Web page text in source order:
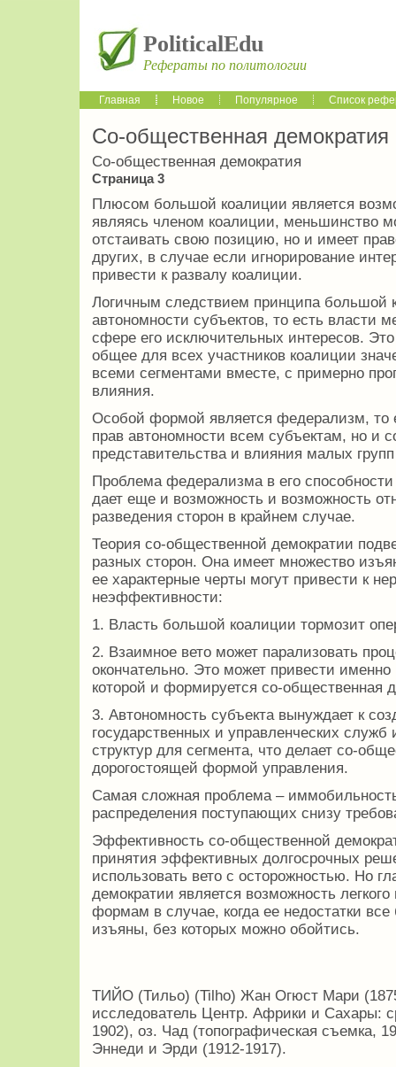
PoliticalEdu
Рефераты по политологии
Главная Новое Популярное Список
Со-общественная демократия
Со-общественная демократия
Страница 3
Плюсом большой коалиции является
являясь членом коалиции, меньшинство
отстаивать свою позицию, но и имеет
других, в случае если игнорирование
привести к развалу коалиции.
Логичным следствием принципа большой
автономности субъектов, то есть власти
сфере его исключительных интересов.
общее для всех участников коалиции
всеми сегментами вместе, с примерно
влияния.
Особой формой является федерализм, то
прав автономности всем субъектам, но и
представительства и влияния малых
Проблема федерализма в его
дает еще и возможность и возможность
разведения сторон в крайнем случае.
Теория со-общественной демократии
разных сторон. Она имеет множество
ее характерные черты могут привести к
неэффективности:
1. Власть большой коалиции тормозит
2. Взаимное вето может парализовать
окончательно. Это может привести
которой и формируется со-общественная
3. Автономность субъекта вынуждает к
государственных и управленческих
структур для сегмента, что делает со-
дорогостоящей формой управления.
Самая сложная проблема –
распределения поступающих снизу
Эффективность со-общественной
принятия эффективных долгосрочных
использовать вето с осторожностью. Но
демократии является возможность
формам в случае, когда ее недостатки
изъяны, без которых можно обойтись.
ТИЙО (Тильо) (Tilho) Жан Огюст Мари
исследователь Центр. Африки и Сахары:
1902), оз. Чад (топографическая съемка,
Эннеди и Эрди (1912-1917).